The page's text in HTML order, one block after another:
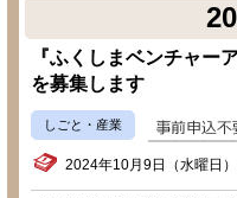
20
『ふくしまベンチャー
を募集します
しごと・産業
2024年10月9日（水曜日